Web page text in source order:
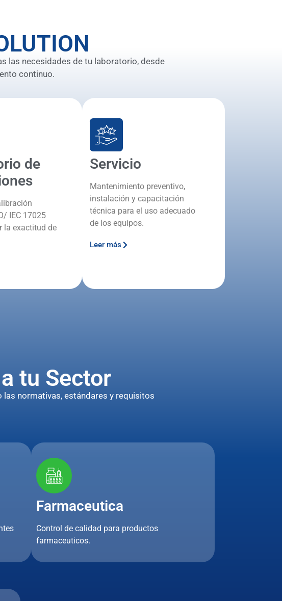
las necesidades de tu laboratorio, desde
continuo.
de
IEC 17025
la exactitud de
Servicio
Mantenimiento preventivo,
instalación y capacitación
técnica para el uso adecuado
de los equipos.
Leer más
tu Sector
normativas, estándares y requisitos
Farmaceutica
Control de calidad para productos
farmaceuticos.